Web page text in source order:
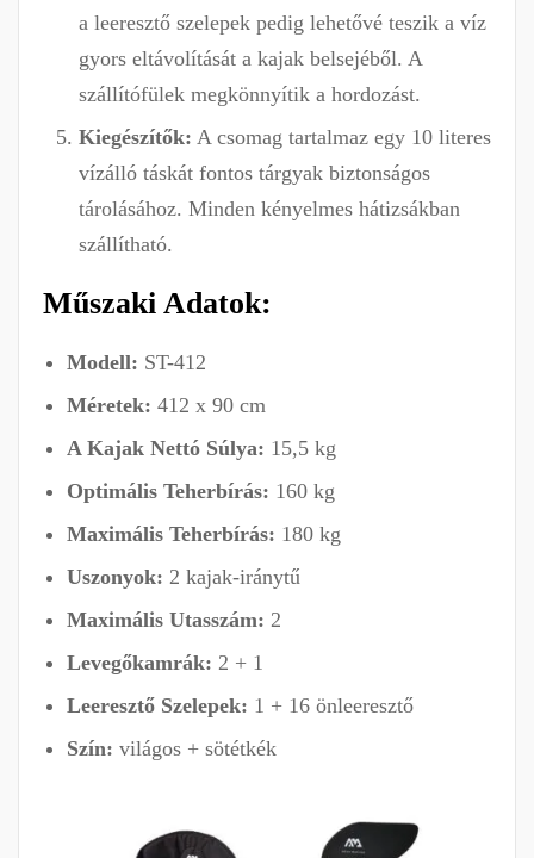
a leeresztő szelepek pedig lehetővé teszik a víz
gyors eltávolítását a kajak belsejéből. A
szállítófülek megkönnyítik a hordozást.
Kiegészítők: A csomag tartalmaz egy 10 literes
vízálló táskát fontos tárgyak biztonságos
tárolásához. Minden kényelmes hátizsákban
szállítható.
Műszaki Adatok:
Modell: ST-412
Méretek: 412 x 90 cm
A Kajak Nettó Súlya: 15,5 kg
Optimális Teherbírás: 160 kg
Maximális Teherbírás: 180 kg
Uszonyok: 2 kajak-iránytű
Maximális Utasszám: 2
Levegőkamrák: 2 + 1
Leeresztő Szelepek: 1 + 16 önleeresztő
Szín: világos + sötétkék